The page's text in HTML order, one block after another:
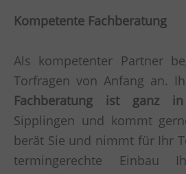
Kompetente Fachberatung
Als kompetenter Partner
Torfragen von Anfang an.
Fachberatung ist ganz
Sipplingen und kommt
berät Sie und nimmt für Ihr
termingerechte Einbau